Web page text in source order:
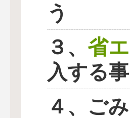
う
３、 省
入する
４、ご